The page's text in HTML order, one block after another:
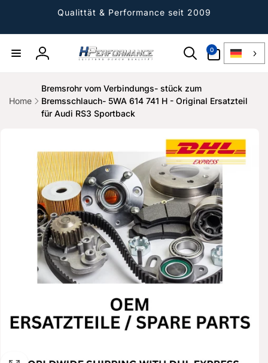
Qualittät & Performance seit 2009
Einloggen
0
Artikel
Home
Bremsrohr vom Verbindungs- stück zum
Bremsschlauch- 5WA 614 741 H - Original Ersatzteil
für Audi RS3 Sportback